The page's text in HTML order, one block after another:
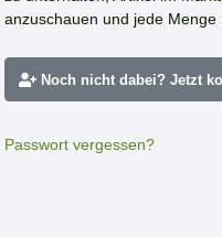
anzuschauen und jede Menge
Noch nicht dabei? Jetzt
Passwort vergessen?